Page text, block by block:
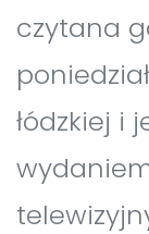
czytana
łódzkiej i